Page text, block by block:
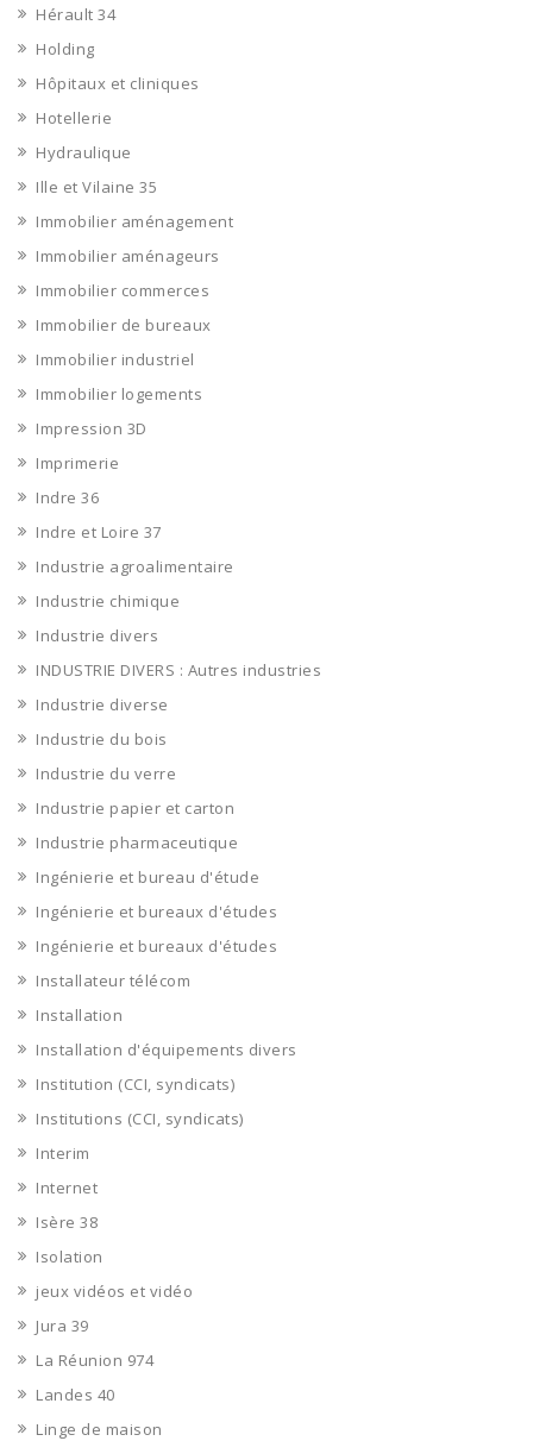
Hérault 34
Holding
Hôpitaux et cliniques
Hotellerie
Hydraulique
Ille et Vilaine 35
Immobilier aménagement
Immobilier aménageurs
Immobilier commerces
Immobilier de bureaux
Immobilier industriel
Immobilier logements
Impression 3D
Imprimerie
Indre 36
Indre et Loire 37
Industrie agroalimentaire
Industrie chimique
Industrie divers
INDUSTRIE DIVERS : Autres industries
Industrie diverse
Industrie du bois
Industrie du verre
Industrie papier et carton
Industrie pharmaceutique
Ingénierie et bureau d'étude
Ingénierie et bureaux d'études
Ingénierie et bureaux d'études
Installateur télécom
Installation
Installation d'équipements divers
Institution (CCI, syndicats)
Institutions (CCI, syndicats)
Interim
Internet
Isère 38
Isolation
jeux vidéos et vidéo
Jura 39
La Réunion 974
Landes 40
Linge de maison